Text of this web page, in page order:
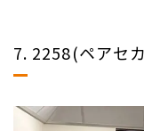
7. 2258(ペアセ